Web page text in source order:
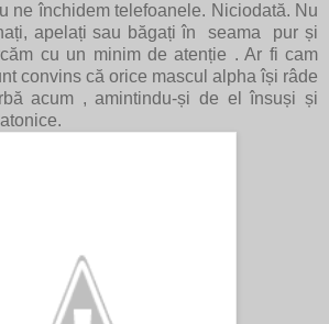
ne închidem telefoanele. Niciodată. Nu
apelați sau băgați în seama pur și
cu un minim de atenție . Ar fi cam
convins că orice mascul alpha își râde
acum , amintindu-și de el însuși și